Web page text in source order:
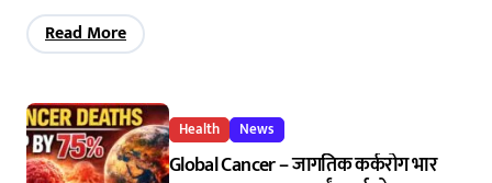
Read More
Health News
Global Cancer – जागतिक कर्करोग भार